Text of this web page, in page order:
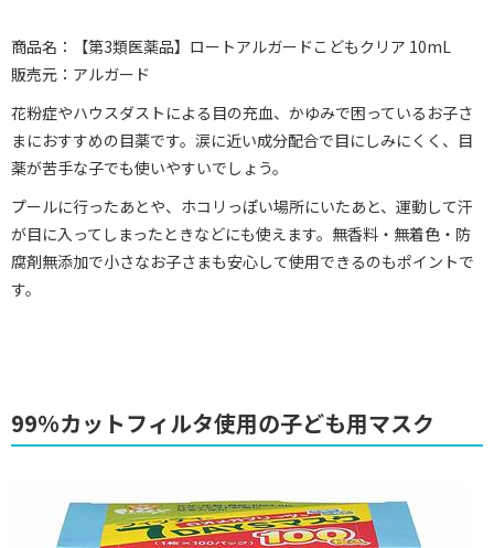
商品名：【第3類医薬品】ロートアルガードこどもクリア 10mL
販売元：アルガード
花粉症やハウスダストによる目の充血、かゆみで困っているお子さ
まにおすすめの目薬です。涙に近い成分配合で目にしみにくく、目
薬が苦手な子でも使いやすいでしょう。
プールに行ったあとや、ホコリっぽい場所にいたあと、運動して汗
が目に入ってしまったときなどにも使えます。無香料・無着色・防
腐剤無添加で小さなお子さまも安心して使用できるのもポイントで
す。
99%カットフィルタ使用の子ども用マスク